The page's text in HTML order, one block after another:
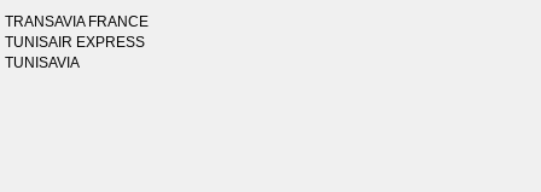
TRANSAVIA FRANCE
TUNISAIR EXPRESS
TUNISAVIA